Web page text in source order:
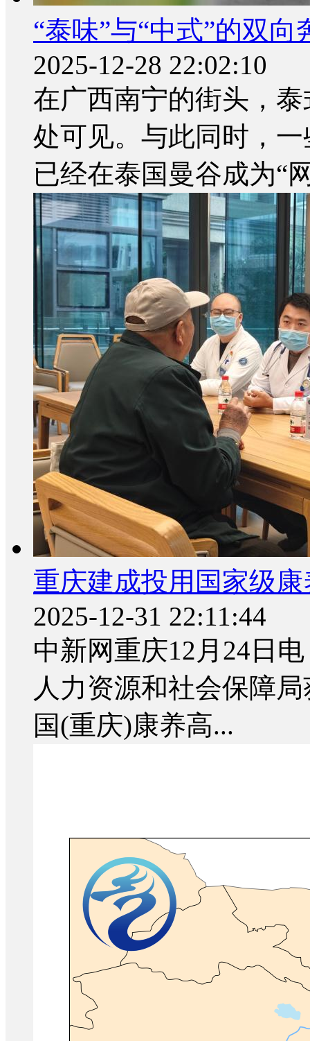
“泰味”与“中式”的双
2025-12-28 22:02:10
在广西南宁的街头，
处可见。与此同时，
已经在泰国曼谷成为“
重庆建成投用国家级
2025-12-31 22:11:44
中新网重庆12月24日
人力资源和社会保障
国(重庆)康养高...